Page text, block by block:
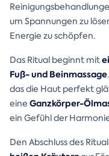
um Spannungen zu
Energie zu schöpfen.
Das Ritual beginnt mit
Fuß- und Beinmassage
das die Haut perfekt
eine Ganzkörper-
ein Gefühl der
Den Abschluss des